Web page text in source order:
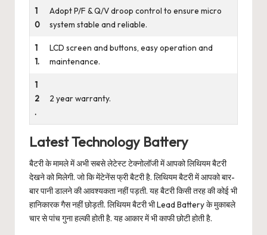
1
0
Adopt P/F & Q/V droop control to ensure micro
system stable and reliable.
1
1.
LCD screen and buttons, easy operation and
maintenance.
1
2
.
2 year warranty.
Latest Technology Battery
बैटरी के मामले में अभी सबसे लेटेस्ट टेक्नोलॉजी में आपको लिथियम बैटरी
देखने को मिलेगी. जो कि मेंटेनेंस फ्री बैटरी है. लिथियम बैटरी में आपको बार-
बार पानी डालने की आवश्यकता नहीं पड़ती. यह बैटरी किसी तरह की कोई भी
हानिकारक गैस नहीं छोड़ती. लिथियम बैटरी भी Lead Battery के मुकाबले
चार से पांच गुना हल्की होती है. यह आकार में भी काफी छोटी होती है.